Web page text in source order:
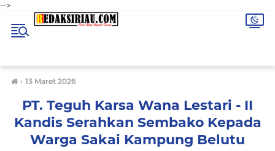
-->
› 13 Maret 2026
‎PT. Teguh Karsa Wana Lestari - II
Kandis Serahkan Sembako Kepada
Warga Sakai Kampung Belutu